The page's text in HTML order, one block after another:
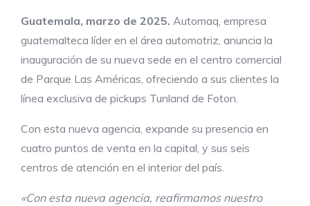
Guatemala, marzo de 2025. Automaq, empresa
guatemalteca líder en el área automotriz, anuncia la
inauguración de su nueva sede en el centro comercial
de Parque Las Américas, ofreciendo a sus clientes la
línea exclusiva de pickups Tunland de Foton.
Con esta nueva agencia, expande su presencia en
cuatro puntos de venta en la capital, y sus seis
centros de atención en el interior del país.
«Con esta nueva agencia, reafirmamos nuestro